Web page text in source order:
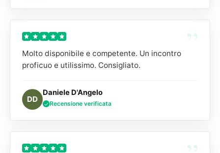
”
Molto disponibile e competente. Un incontro
proficuo e utilissimo. Consigliato.
DD
Daniele D'Angelo
Recensione verificata